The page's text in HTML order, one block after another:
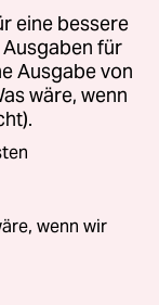
eine bessere
für
Ausgabe von
wäre, wenn
wenn wir